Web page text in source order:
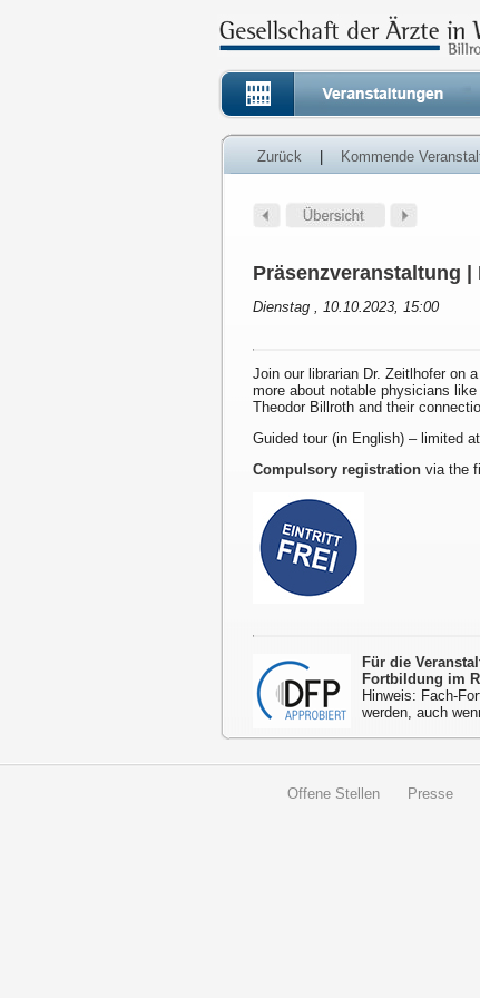
Zurück Kommende
Präsenzveranstaltung
Dienstag , 10.10.2023, 15:00
Join our librarian Dr. Zeitlhofer on
more about notable physicians
Theodor Billroth and their
Guided tour (in English) – limited
Compulsory registration via the
Für die
Fortbildung im
Hinweis: Fach-
werden, auch
Offene Stellen Presse